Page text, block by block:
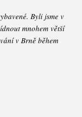
Byli jsme v
mnohem větší
v Brně během